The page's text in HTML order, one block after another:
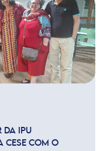
DA IPU
CESE COM O